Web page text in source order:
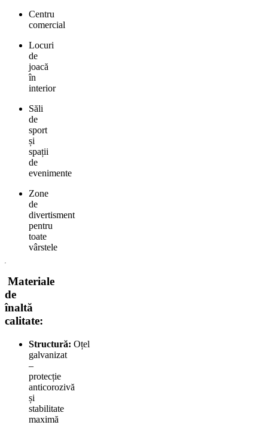
Centru
comercial
Locuri
de
joacă
în
interior
Săli
de
sport
și
spații
de
evenimente
Zone
de
divertisment
pentru
toate
vârstele
Materiale
de
înaltă
calitate:
Structură: Oțel
galvanizat
–
protecție
anticorozivă
și
stabilitate
maximă